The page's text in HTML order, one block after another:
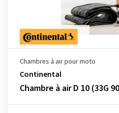
Chambres à air pour moto
Continental
Chambre à air D 10 (33G